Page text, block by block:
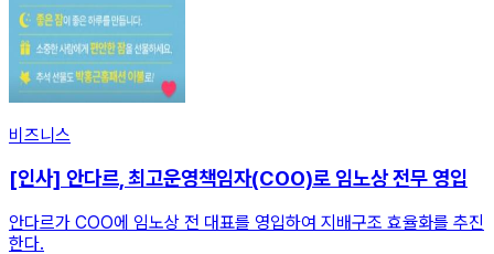
비즈니스
[인사] 안다르, 최고운영책임자(COO)로 임노상 전무 영입
안다르가 COO에 임노상 전 대표를 영입하여 지배구조 효율화를 추진
한다.